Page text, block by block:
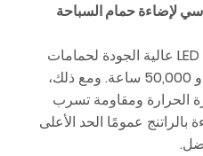
لإضاءة حمام السباحة
يبلغ العمر الافتراضي لمصابيح LED عالية الجودة لحمامات
السباحة عادةً ما بين 30,000 و 50,000 ساعة. ومع ذلك،
الحرارة ومقاومة تسرب
بالراتنج عمومًا الحد الأعلى